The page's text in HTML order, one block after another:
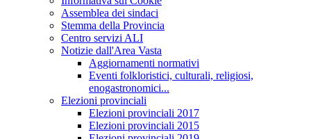
Assemblea dei sindaci
Stemma della Provincia
Centro servizi ALI
Notizie dall'Area Vasta
Aggiornamenti normativi
Eventi folkloristici, culturali, religiosi,
enogastronomici...
Elezioni provinciali
Elezioni provinciali 2017
Elezioni provinciali 2015